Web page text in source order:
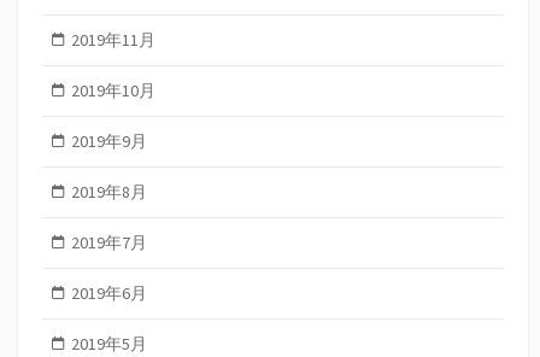
2019年11月
2019年10月
2019年9月
2019年8月
2019年7月
2019年6月
2019年5月